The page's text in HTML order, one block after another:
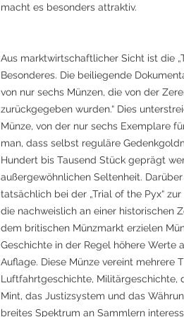
macht es besonders attraktiv.
Aus marktwirtschaftlicher Sicht ist die
Besonderes. Die beiliegende
von nur sechs Münzen, die von der
zurückgegeben wurden.“ Dies
Münze, von der nur sechs Exemplare
man, dass selbst reguläre
Hundert bis Tausend Stück geprägt
außergewöhnlichen Seltenheit.
tatsächlich bei der „Trial of the Pyx“
die nachweislich an einer historischen
dem britischen Münzmarkt erzielen
Geschichte in der Regel höhere
Auflage. Diese Münze vereint mehrere
Luftfahrtgeschichte, Militärgeschichte,
Mint, das Justizsystem und das
breites Spektrum an Sammlern